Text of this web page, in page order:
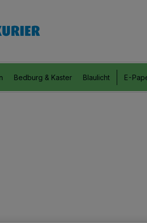
Bedburg & Kaster Blaulicht E-